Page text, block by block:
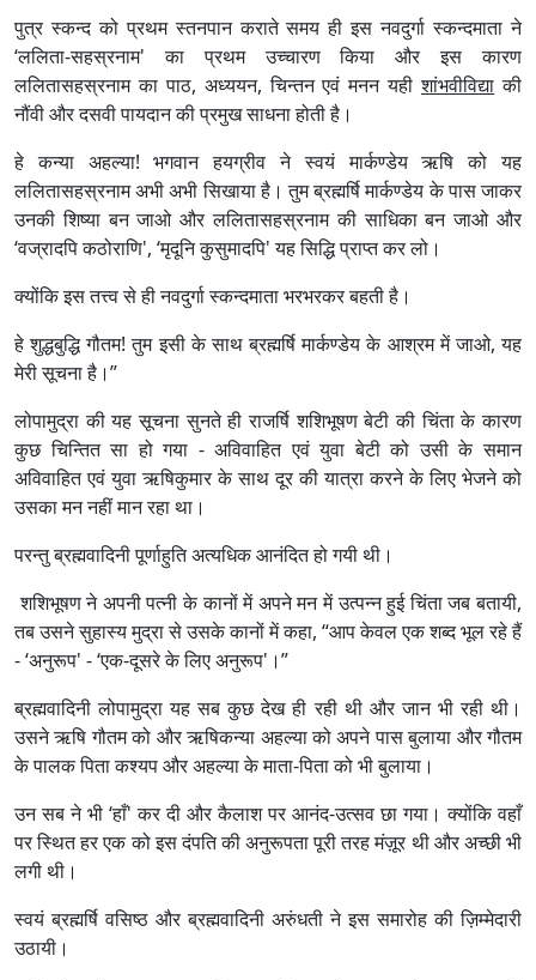
पुत्र स्कन्द को प्रथम स्तनपान कराते समय ही इस नवदुर्गा स्कन्दमाता ने
‘ललिता-सहस्रनाम' का प्रथम उच्चारण किया और इस कारण
ललितासहस्रनाम का पाठ, अध्ययन, चिन्तन एवं मनन यहीशांभवीविद्या की
नौंवी और दसवी पायदान की प्रमुख साधना होती है।
हे कन्या अहल्या! भगवान हयग्रीव ने स्वयं मार्कण्डेय ऋषि को यह
ललितासहस्रनाम अभी अभी सिखाया है। तुम ब्रह्मर्षि मार्कण्डेय के पास जाकर
उनकी शिष्या बन जाओ और ललितासहस्रनाम की साधिका बन जाओ और
‘वज्रादपि कठोराणि', ‘मृदूनि कुसुमादपि' यह सिद्धि प्राप्त कर लो।
क्योंकि इस तत्त्व से ही नवदुर्गा स्कन्दमाता भरभरकर बहती है।
हे शुद्धबुद्धि गौतम! तुम इसी के साथ ब्रह्मर्षि मार्कण्डेय के आश्रम में जाओ, यह
मेरी सूचना है।”
लोपामुद्रा की यह सूचना सुनते ही राजर्षि शशिभूषण बेटी की चिंता के कारण
कुछ चिन्तित सा हो गया - अविवाहित एवं युवा बेटी को उसी के समान
अविवाहित एवं युवा ऋषिकुमार के साथ दूर की यात्रा करने के लिए भेजने को
उसका मन नहीं मान रहा था।
परन्तु ब्रह्मवादिनी पूर्णाहुति अत्यधिक आनंदित हो गयी थी।
शशिभूषण ने अपनी पत्नी के कानों में अपने मन में उत्पन्न हुई चिंता जब बतायी,
तब उसने सुहास्य मुद्रा से उसके कानों में कहा, “आप केवल एक शब्द भूल रहे हैं
- ‘अनुरूप' - ‘एक-दूसरे के लिए अनुरूप'।”
ब्रह्मवादिनी लोपामुद्रा यह सब कुछ देख ही रही थी और जान भी रही थी।
उसने ऋषि गौतम को और ऋषिकन्या अहल्या को अपने पास बुलाया और गौतम
के पालक पिता कश्यप और अहल्या के माता-पिता को भी बुलाया।
उन सब ने भी ‘हाँ' कर दी और कैलाश पर आनंद-उत्सव छा गया। क्योंकि वहाँ
पर स्थित हर एक को इस दंपति की अनुरूपता पूरी तरह मंज़ूर थी और अच्छी भी
लगी थी।
स्वयं ब्रह्मर्षि वसिष्ठ और ब्रह्मवादिनी अरुंधती ने इस समारोह की ज़िम्मेदारी
उठायी।